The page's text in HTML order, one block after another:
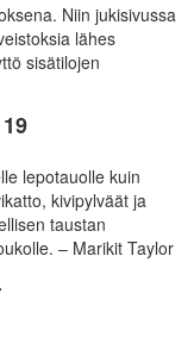
Niin jukisivussa
lähes
sisätilojen
lepotauolle kuin
kivipylväät ja
taustan
– Marikit Taylor